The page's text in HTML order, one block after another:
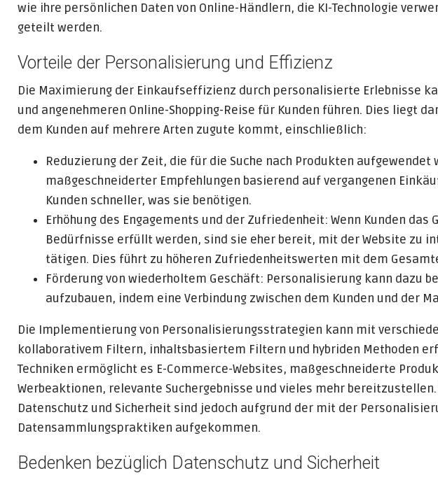
wie ihre persönlichen Daten von Online-Händlern, die KI-Technologie
geteilt werden.
Vorteile der Personalisierung und Effizienz
Die Maximierung der Einkaufseffizienz durch personalisierte Erlebnisse
und angenehmeren Online-Shopping-Reise für Kunden führen. Dies liegt
dem Kunden auf mehrere Arten zugute kommt, einschließlich:
Reduzierung der Zeit, die für die Suche nach Produkten
maßgeschneiderter Empfehlungen basierend auf vergangenen
Kunden schneller, was sie benötigen.
Erhöhung des Engagements und der Zufriedenheit: Wenn Kunden das
Bedürfnisse erfüllt werden, sind sie eher bereit, mit der Website zu
tätigen. Dies führt zu höheren Zufriedenheitswerten mit dem
Förderung von wiederholtem Geschäft: Personalisierung kann dazu
aufzubauen, indem eine Verbindung zwischen dem Kunden und der
Die Implementierung von Personalisierungsstrategien kann mit
kollaborativem Filtern, inhaltsbasiertem Filtern und hybriden Methoden
Techniken ermöglicht es E-Commerce-Websites, maßgeschneiderte
Werbeaktionen, relevante Suchergebnisse und vieles mehr
Datenschutz und Sicherheit sind jedoch aufgrund der mit der
Datensammlungspraktiken aufgekommen.
Bedenken bezüglich Datenschutz und Sicherheit